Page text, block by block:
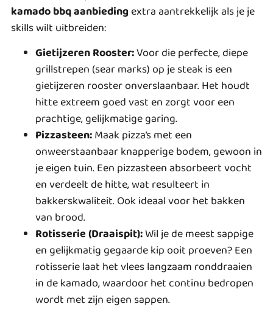
kamado bbq aanbieding extra aantrekkelijk als je je
skills wilt uitbreiden:
Gietijzeren Rooster:Voor die perfecte, diepe
grillstrepen (sear marks) op je steak is een
gietijzeren rooster onverslaanbaar. Het houdt
hitte extreem goed vast en zorgt voor een
prachtige, gelijkmatige garing.
Pizzasteen:Maak pizza’s met een
onweerstaanbaar knapperige bodem, gewoon in
je eigen tuin. Een pizzasteen absorbeert vocht
en verdeelt de hitte, wat resulteert in
bakkerskwaliteit. Ook ideaal voor het bakken
van brood.
Rotisserie (Draaispit):Wil je de meest sappige
en gelijkmatig gegaarde kip ooit proeven? Een
rotisserie laat het vlees langzaam ronddraaien
in de kamado, waardoor het continu bedropen
wordt met zijn eigen sappen.